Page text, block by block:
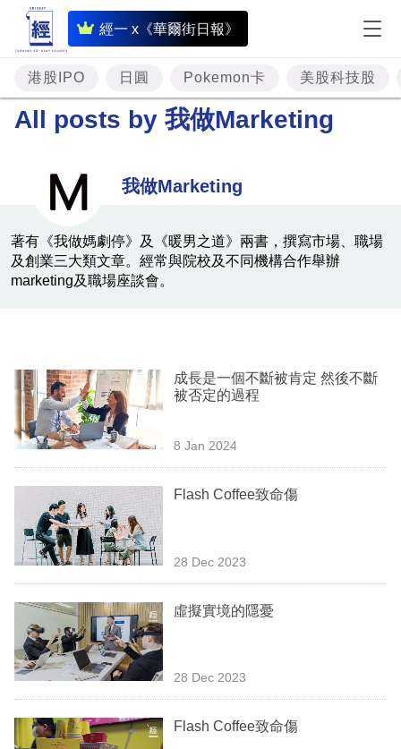
經一 x《華爾街日報》
即
時
財
經
樓
市
商
業
科
職
場
活
時
事
專
欄
港股IPO 日圓 Pokemon卡 美股科技股
All posts by 我做Marketing
我做Marketing
著有《我做媽劇停》及《暖男之道》兩書，撰寫市場、職場
及創業三大類文章。經常與院校及不同機構合作舉辦
marketing及職場座談會。
成長是一個不斷被肯定 然後不斷
被否定的過程
8 Jan 2024
Flash Coffee致命傷
28 Dec 2023
虛擬實境的隱憂
28 Dec 2023
Flash Coffee致命傷